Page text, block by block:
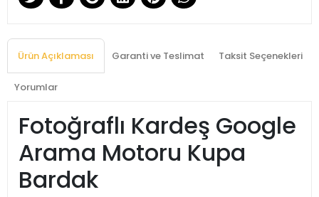
Ürün Açıklaması Garanti ve Teslimat Taksit Seçenekleri
Yorumlar
Fotoğraflı Kardeş Google
Arama Motoru Kupa
Bardak